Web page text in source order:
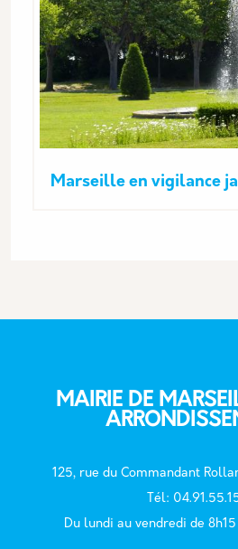
Marseille en vigilance
MAIRIE DE
125, rue du Commandant
él:
Du lundi au vendredi de